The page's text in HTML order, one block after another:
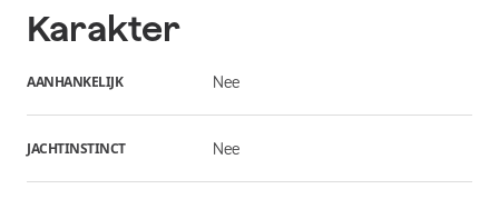
Karakter
AANHANKELIJK Nee
JACHTINSTINCT Nee